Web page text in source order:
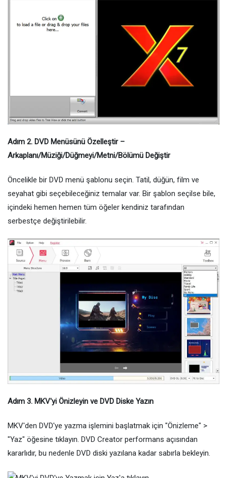
Adım 2. DVD Menüsünü Özelleştir –
Arkaplanı/Müziği/Düğmeyi/Metni/Bölümü Değiştir
Öncelikle bir DVD menü şablonu seçin. Tatil, düğün, film ve
seyahat gibi seçebileceğiniz temalar var. Bir şablon seçilse bile,
içindeki hemen hemen tüm öğeler kendiniz tarafından
serbestçe değiştirilebilir.
Adım 3. MKV'yi Önizleyin ve DVD Diske Yazın
MKV'den DVD'ye yazma işlemini başlatmak için "Önizleme" >
"Yaz" öğesine tıklayın. DVD Creator performans açısından
kararlıdır, bu nedenle DVD diski yazılana kadar sabırla bekleyin.